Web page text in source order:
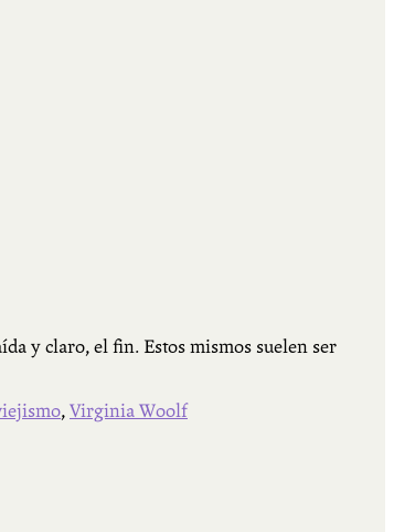
y claro, el fin. Estos mismos suelen ser
, Virginia Woolf